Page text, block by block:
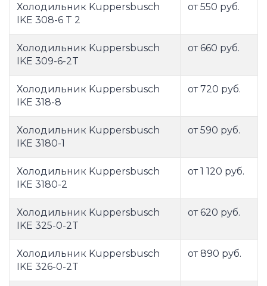
Холодильник Kuppersbusch
IKE 308-6 T 2
от 550 руб.
Холодильник Kuppersbusch
IKE 309-6-2T
от 660 руб.
Холодильник Kuppersbusch
IKE 318-8
от 720 руб.
Холодильник Kuppersbusch
IKE 3180-1
от 590 руб.
Холодильник Kuppersbusch
IKE 3180-2
от 1 120 руб.
Холодильник Kuppersbusch
IKE 325-0-2T
от 620 руб.
Холодильник Kuppersbusch
IKE 326-0-2T
от 890 руб.